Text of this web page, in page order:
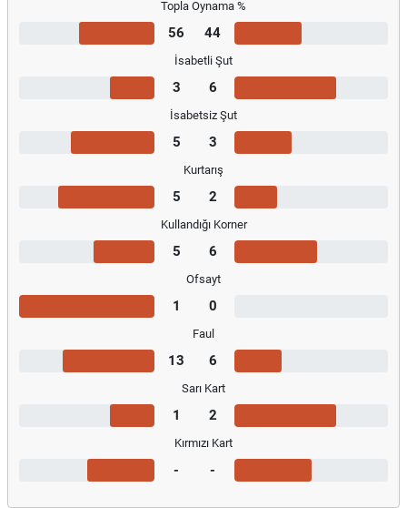
Topla Oynama %
56 44
İsabetli Şut
3 6
İsabetsiz Şut
5 3
Kurtarış
5 2
Kullandığı Korner
5 6
Ofsayt
1 0
Faul
13 6
Sarı Kart
1 2
Kırmızı Kart
- -